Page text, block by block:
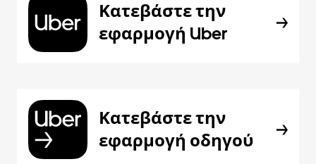
Κατεβάστε την
εφαρμογή Uber
Κατεβάστε την
εφαρμογή οδηγού